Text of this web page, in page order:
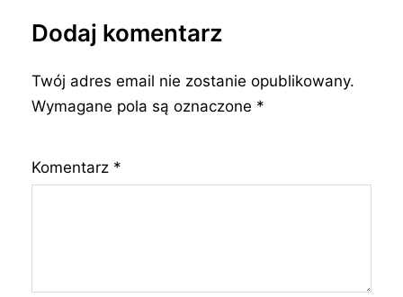
Dodaj komentarz
Twój adres email nie zostanie opublikowany.
Wymagane pola są oznaczone *
Komentarz *